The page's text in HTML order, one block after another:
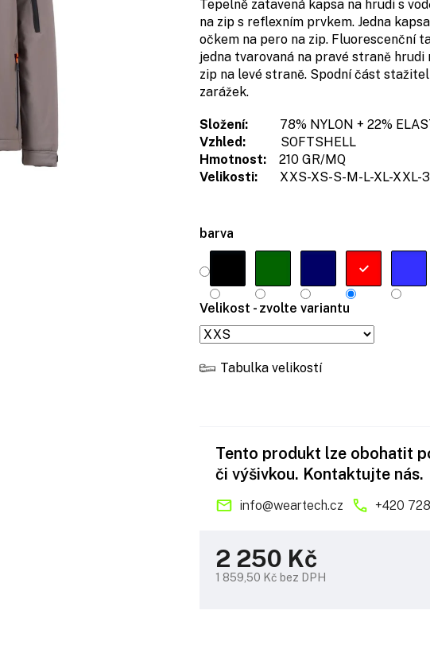
barva
Velikost - zvolte variantu
Tabulka velikostí
Tepelně zatavená kapsa na hrudi s
na zip s reflexním prvkem. Jedna
očkem na pero na zip. Fluorescenční
jedna tvarovaná na pravé straně
zip na levé straně. Spodní část
zarážek.
Složení:
78% NYLON + 22%
Vzhled:
SOFTSHELL
Hmotnost: 210 GR/MQ
Velikosti:
XXS-XS-S-M-L-XL-XXL-
2 250 Kč
1 859,50 Kč bez DPH
Tento produkt lze obohatit
či výšivkou. Kontaktujte nás.
info@weartech.cz +420